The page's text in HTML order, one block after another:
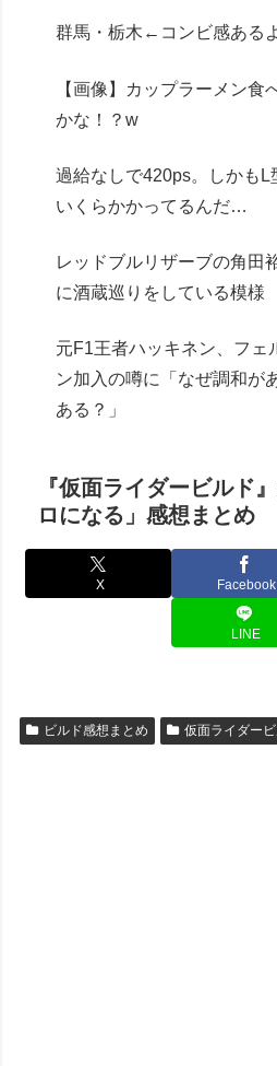
群馬・栃木←コンビ感ある
【画像】カップラーメン食
かな！？w
過給なしで420ps。しかも
いくらかかってるんだ…
レッドブルリザーブの角田
に酒蔵巡りをしている模様
元F1王者ハッキネン、フェ
ン加入の噂に「なぜ調和が
ある？」
『仮面ライダービルド
ロになる」感想まとめ
X Facebook
LINE
ビルド感想まとめ 仮面ライダー